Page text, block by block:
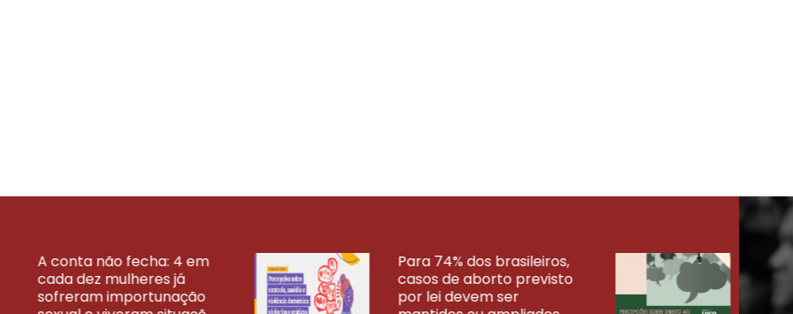
A conta não fecha: 4 em
cada dez mulheres já
sofreram importunação
Para 74% dos brasileiros,
casos de aborto previsto
por lei devem ser
VEJA MAIS PESQUISAS